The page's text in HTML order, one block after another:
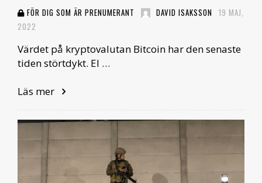
FÖR DIG SOM ÄR PRENUMERANT DAVID ISAKSSON 19 MAJ,
2022
Värdet på kryptovalutan Bitcoin har den senaste
tiden störtdykt. El …
Läs mer